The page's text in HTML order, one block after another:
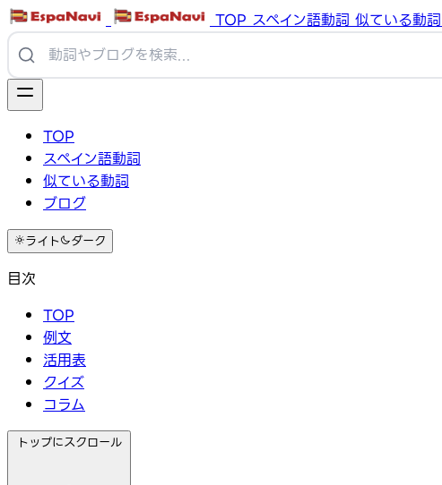
TOP スペイン語動詞 似ている動詞
TOP
スペイン語動詞
似ている動詞
ブログ
ライト ダーク
目次
TOP
例文
活用表
クイズ
コラム
トップにスクロール